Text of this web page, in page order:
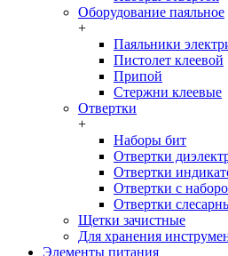
Оборудование паяльное
+
Паяльники
Пистолет клеевой
Припой
Стержни клеевые
Отвертки
+
Наборы бит
Отвертки
Отвертки
Отвертки с
Отвертки
Щетки зачистные
Для хранения
Элементы питания